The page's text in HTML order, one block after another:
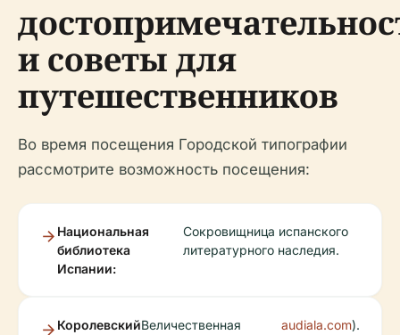
и советы для
путешественников
Во время посещения Городской типографии
рассмотрите возможность посещения:
Национальная
библиотека
Испании:
Сокровищница испанского
литературного наследия.
КоролевскийВеличественная
audiala.com).